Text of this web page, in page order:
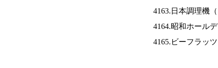
4163.日本調理機（
4164.昭和ホール
4165.ビーフラッ